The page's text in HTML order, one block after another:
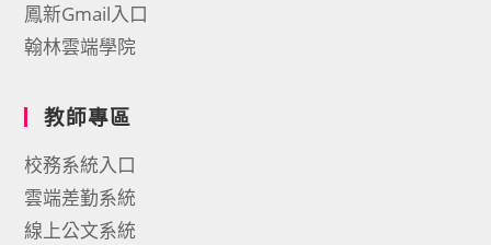
鳳新Gmail入口
翰林雲端學院
教師專區
校務系統入口
雲端差勤系統
線上公文系統